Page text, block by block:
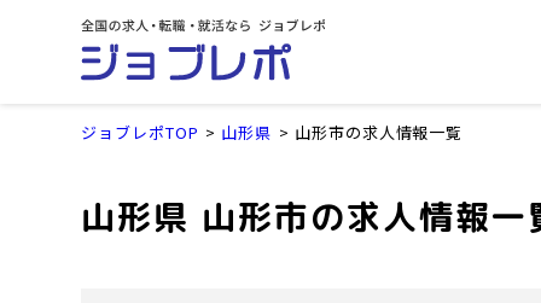
ジョブレポTOP 山形県 山形市の求人情報一覧
山形県 山形市の求人情報一